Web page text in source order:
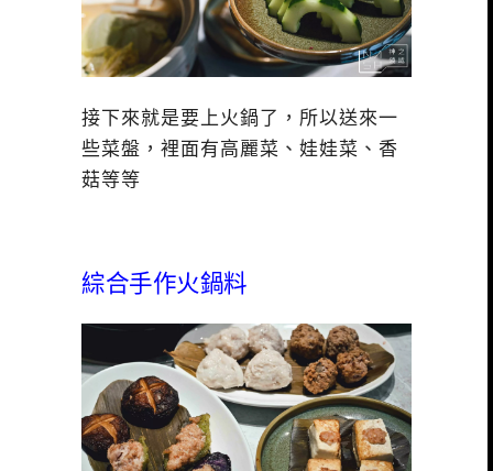
接下來就是要上火鍋了，所以送來一
些菜盤，裡面有高麗菜、娃娃菜、香
菇等等
綜合手作火鍋料